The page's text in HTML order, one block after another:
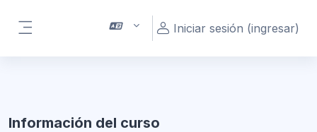
Iniciar sesión (ingresar)
Información del curso